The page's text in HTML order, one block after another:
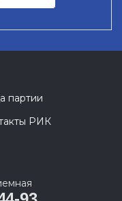
партии
РИК